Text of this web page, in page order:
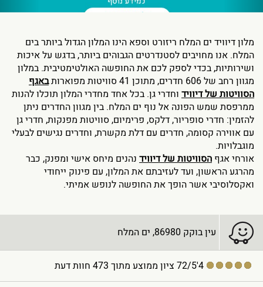
מלון דיוויד ים המלח ריזורט וספא הינו המלון הגדול ביותר בים
המלח. אנו מחויבים לסטנדרטים הגבוהים ביותר, בדגש על איכות
ושירותיות, בכדי לספק לכם את החופשה האולטימטיבית. במלון
מגוון רחב של 606 חדרים, מתוכן 41 סוויטות מפוארות
באגף
הסוויטות של דיוויד וחדרי גן. בכל אחד מחדרי המלון תוכלו להנות
ממרפסת שמש הפונה אל נוף ים המלח. בין מגוון החדרים ניתן
להזמין: חדרי סופריור, דלקס, פרימיום, סוויטות מפנקות, חדרי גן
עם אווירה קסומה, חדרים עם דלת מקשרת, וחדרים נגישים לבעלי
מוגבלויות.
אורחי אגף הסוויטות של דיוויד נהנים מיחס אישי ומפנק, כבר
מהרגע הראשון, ועד לעזיבתם את המלון, עם פינוק ייחודי
ואקסלוסיבי אשר הופך את החופשה לנופש אמיתי.
עין בוקק 86980, ים המלח
4'72/5 ציון ממוצע מתוך 473 חוות דעת